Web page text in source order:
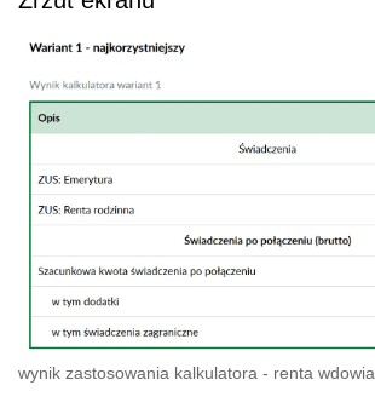
wynik zastosowania kalkulatora - renta wdowia